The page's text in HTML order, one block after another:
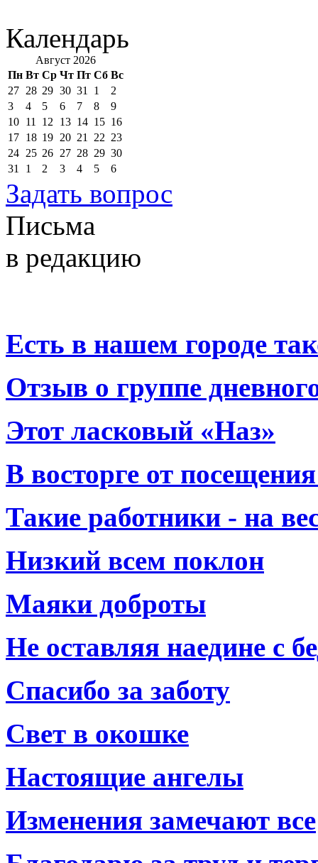
Календарь
Август 2026
Пн Вт Ср Чт Пт Сб Вс
27 28 29 30 31 1
2
3
4 5 6 7 8
9
10 11 12 13 14 15 16
17 18 19 20 21 22 23
24 25 26 27 28 29 30
31
1 2 3 4 5 6
Задать вопрос
Письма
в редакцию
Есть в нашем городе
Отзыв о группе
Этот ласковый «Наз»
В восторге от
Такие работники - на
Низкий всем поклон
Маяки доброты
Не оставляя наедине с
Спасибо за заботу
Свет в окошке
Настоящие ангелы
Изменения замечают все